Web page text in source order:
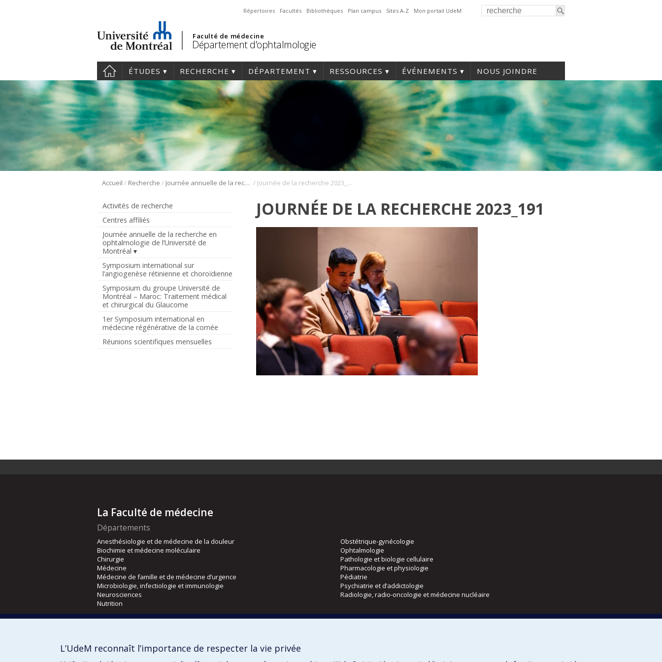
Répertoires Facultés Bibliothèques Plan campus Sites A-Z Mon portail UdeM
Faculté de médecine
Département d'ophtalmologie
ÉTUDES RECHERCHE DÉPARTEMENT RESSOURCES ÉVÉNEMENTS NOUS JOINDRE
Accueil / Recherche / Journée annuelle de la recherche en ophtalmologie de l’Université de Montréal / Journée de la recherche 2023_191
Activités de recherche
Centres affiliés
Journée annuelle de la recherche en
ophtalmologie de l’Université de
Montréal
Symposium international sur
l’angiogenèse rétinienne et choroïdienne
Symposium du groupe Université de
Montréal – Maroc: Traitement médical
et chirurgical du Glaucome
1er Symposium international en
médecine régénérative de la cornée
Réunions scientifiques mensuelles
JOURNÉE DE LA RECHERCHE 2023_191
La Faculté de médecine
Départements
Anesthésiologie et de médecine de la douleur
Biochimie et médecine moléculaire
Chirurgie
Médecine
Médecine de famille et de médecine d’urgence
Microbiologie, infectiologie et immunologie
Neurosciences
Nutrition
Obstétrique-gynécologie
Ophtalmologie
Pathologie et biologie cellulaire
Pharmacologie et physiologie
Pédiatrie
Psychiatrie et d’addictologie
Radiologie, radio-oncologie et médecine nucléaire
Orthophonie et audiologie
L’UdeM reconnaît l’importance de respecter la vie privée